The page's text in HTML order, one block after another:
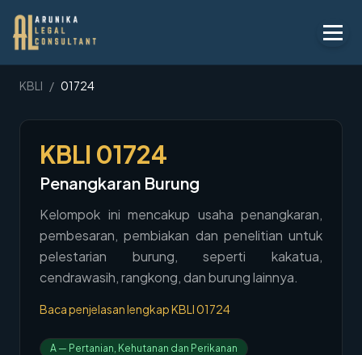
Layanan
Peraturan
KBLI
Tentang
Penawaran
KBLI / 01724
KBLI 01724
Penangkaran Burung
Kelompok ini mencakup usaha penangkaran,
pembesaran, pembiakan dan penelitian untuk
pelestarian burung, seperti kakatua,
cendrawasih, rangkong, dan burung lainnya.
Baca penjelasan lengkap KBLI01724
A — Pertanian, Kehutanan dan Perikanan